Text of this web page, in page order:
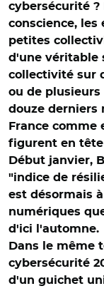
cybersécurité ?
conscience, les
petites
d'une véritable
collectivité sur
ou de plusieurs
douze derniers
France comme
figurent en
Début janvier,
"indice de
est désormais
numériques
d'ici l'automne.
Dans le même
cybersécurité
d'un guichet